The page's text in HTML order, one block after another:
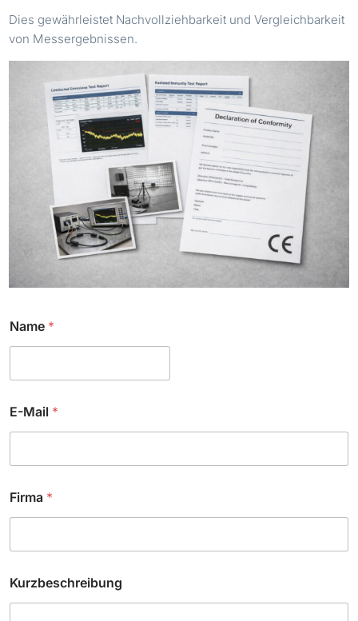
Dies gewährleistet Nachvollziehbarkeit und Vergleichbarkeit
von Messergebnissen.
Name *
E-Mail *
Firma *
Kurzbeschreibung